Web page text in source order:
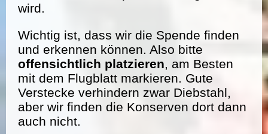
wird.
Wichtig ist, dass wir die Spende finden
und erkennen können. Also bitte
offensichtlich platzieren, am Besten
mit dem Flugblatt markieren. Gute
Verstecke verhindern zwar Diebstahl,
aber wir finden die Konserven dort dann
auch nicht.